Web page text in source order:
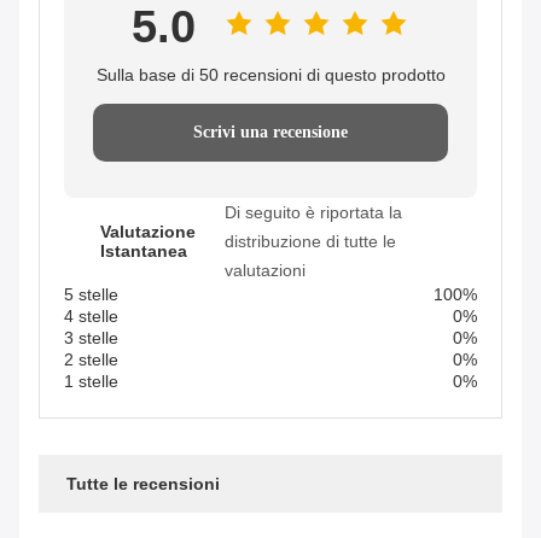
5.0
Sulla base di 50 recensioni di questo prodotto
Scrivi una recensione
Valutazione
Istantanea
Di seguito è riportata la
distribuzione di tutte le
valutazioni
5 stelle
100%
4 stelle
0%
3 stelle
0%
2 stelle
0%
1 stelle
0%
Tutte le recensioni